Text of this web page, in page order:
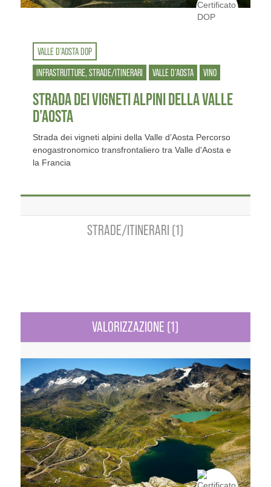
VALLE D’AOSTA DOP
INFRASTRUTTURE, STRADE/ITINERARI
VALLE D’AOSTA VINO
STRADA DEI VIGNETI ALPINI DELLA VALLE
D’AOSTA
Strada dei vigneti alpini della Valle d’Aosta Percorso
enogastronomico transfrontaliero tra Valle d'Aosta e
la Francia
STRADE/ITINERARI (1)
VALORIZZAZIONE (1)